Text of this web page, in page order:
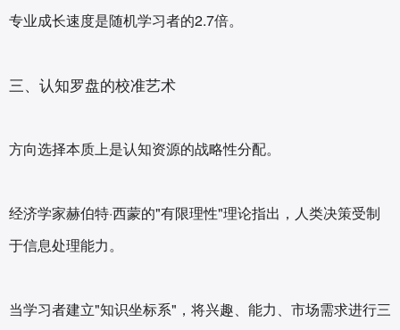
专业成长速度是随机学习者的2.7倍。
三、认知罗盘的校准艺术
方向选择本质上是认知资源的战略性分配。
经济学家赫伯特·西蒙的"有限理性"理论指出，人类决策受制
于信息处理能力。
当学习者建立"知识坐标系"，将兴趣、能力、市场需求进行三